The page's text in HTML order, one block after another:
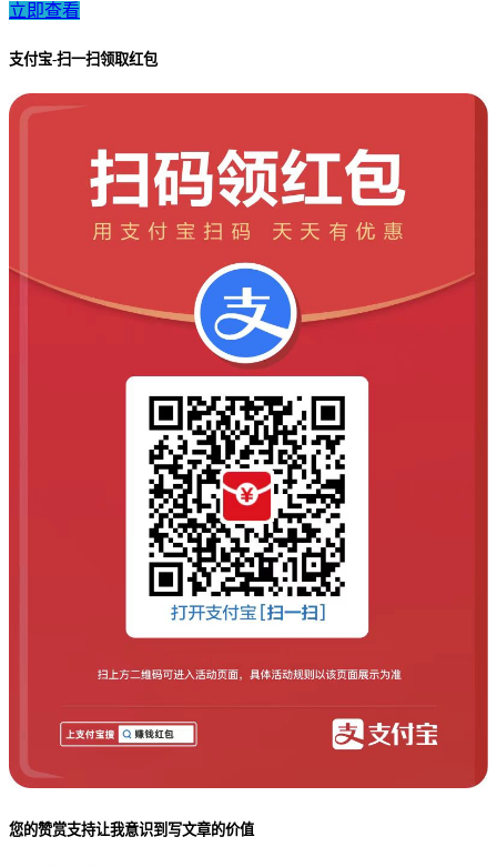
立即查看
支付宝-扫一扫领取红包
您的赞赏支持让我意识到写文章的价值